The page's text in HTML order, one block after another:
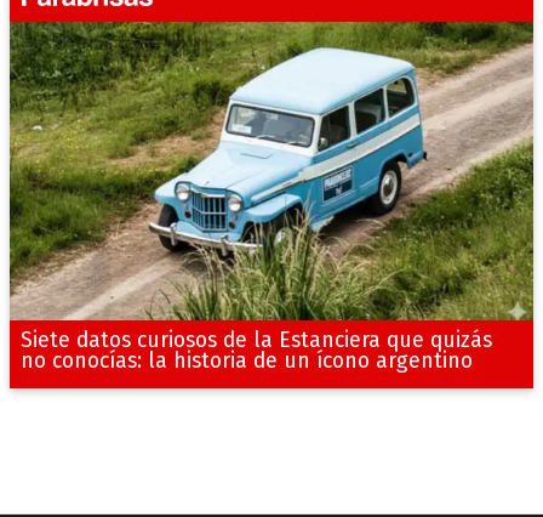
Siete datos curiosos de la Estanciera que quizás
no conocías: la historia de un ícono argentino